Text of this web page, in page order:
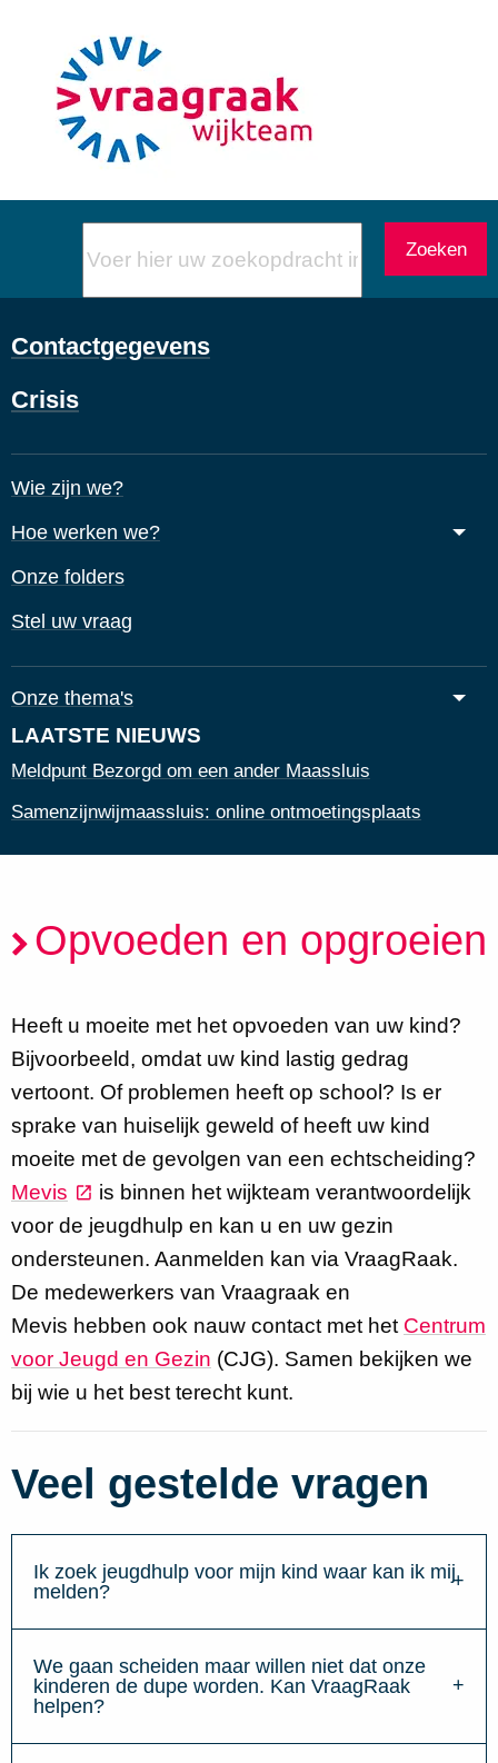
hier
in
Zoeken
Contactgegevens
Crisis
Wie zijn we?
Hoe werken we?
Onze folders
Stel uw vraag
Onze thema's
LAATSTE NIEUWS
Meldpunt Bezorgd om een ander Maassluis
Samenzijnwijmaassluis: online ontmoetingsplaats
Opvoeden en opgroeien
Heeft u moeite met het opvoeden van uw kind?
Bijvoorbeeld, omdat uw kind lastig gedrag
vertoont. Of problemen heeft op school? Is er
sprake van huiselijk geweld of heeft uw kind
moeite met de gevolgen van een echtscheiding?
Mevis
is binnen het wijkteam verantwoordelijk
voor de jeugdhulp en kan u en uw gezin
ondersteunen. Aanmelden kan via VraagRaak.
De medewerkers van Vraagraak en
Mevis hebben ook nauw contact met het Centrum
voor Jeugd en Gezin (CJG). Samen bekijken we
bij wie u het best terecht kunt.
Veel gestelde vragen
Ik zoek jeugdhulp voor mijn kind waar kan ik mij
melden?
We gaan scheiden maar willen niet dat onze
kinderen de dupe worden. Kan VraagRaak
helpen?